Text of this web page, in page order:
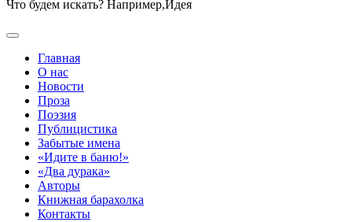
Что будем искать? Например,Идея
Главная
О нас
Новости
Проза
Поэзия
Публицистика
Забытые имена
«Идите в баню!»
«Два дурака»
Авторы
Книжная барахолка
Контакты